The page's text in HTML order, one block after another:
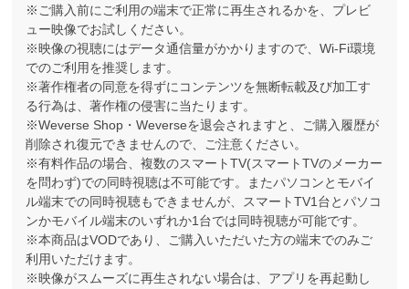
※ご購入前にご利用の端末で正常に再生されるかを、プレビ
ュー映像でお試しください。
※映像の視聴にはデータ通信量がかかりますので、Wi-Fi環境
でのご利用を推奨します。
※著作権者の同意を得ずにコンテンツを無断転載及び加工す
る行為は、著作権の侵害に当たります。
※Weverse Shop・Weverseを退会されますと、ご購入履歴が
削除され復元できませんので、ご注意ください。
※有料作品の場合、複数のスマートTV(スマートTVのメーカー
を問わず)での同時視聴は不可能です。またパソコンとモバイ
ル端末での同時視聴もできませんが、スマートTV1台とパソコ
ンかモバイル端末のいずれか1台では同時視聴が可能です。
※本商品はVODであり、ご購入いただいた方の端末でのみご
利用いただけます。
※映像がスムーズに再生されない場合は、アプリを再起動し